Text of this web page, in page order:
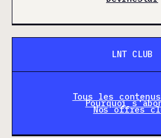
LNT CLUB
Tous les
Pourquoi
Nos offres